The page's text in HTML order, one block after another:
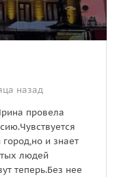
назад
провела
и знает
людей
теперь.Без нее